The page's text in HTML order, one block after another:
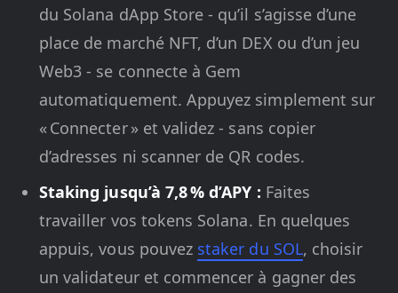
du Solana dApp Store - qu’il s’agisse d’une
place de marché NFT, d’un DEX ou d’un jeu
Web3 - se connecte à Gem
automatiquement. Appuyez simplement sur
« Connecter » et validez - sans copier
d’adresses ni scanner de QR codes.
Staking jusqu’à 7,8 % d’APY : Faites
travailler vos tokens Solana. En quelques
appuis, vous pouvez staker du SOL, choisir
un validateur et commencer à gagner des